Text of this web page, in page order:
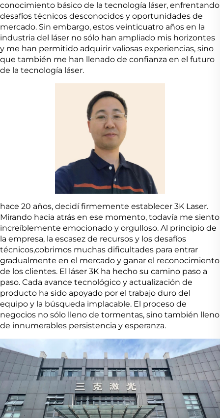
conocimiento básico de la tecnología láser, enfrentando
desafíos técnicos desconocidos y oportunidades de
mercado. Sin embargo, estos veinticuatro años en la
industria del láser no sólo han ampliado mis horizontes
y me han permitido adquirir valiosas experiencias, sino
que también me han llenado de confianza en el futuro
de la tecnología láser.
hace 20 años, decidí firmemente establecer 3K Laser.
Mirando hacia atrás en ese momento, todavía me siento
increíblemente emocionado y orgulloso. Al principio de
la empresa, la escasez de recursos y los desafíos
técnicos,cobrimos muchas dificultades para entrar
gradualmente en el mercado y ganar el reconocimiento
de los clientes. El láser 3K ha hecho su camino paso a
paso. Cada avance tecnológico y actualización de
producto ha sido apoyado por el trabajo duro del
equipo y la búsqueda implacable. El proceso de
negocios no sólo lleno de tormentas, sino también lleno
de innumerables persistencia y esperanza.